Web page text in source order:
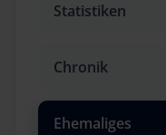
Statistiken
Chronik
Ehemaliges